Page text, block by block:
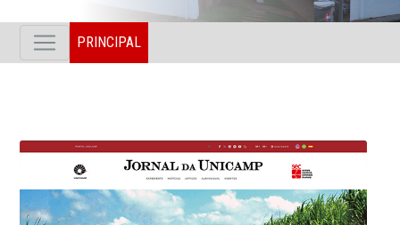
PRINCIPAL